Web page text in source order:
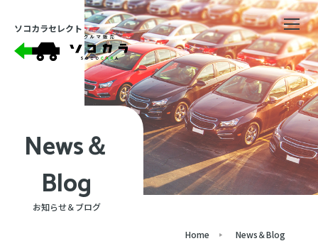
ソコカラセレクト
News＆
Blog
お知らせ＆ブログ
Home News＆Blog